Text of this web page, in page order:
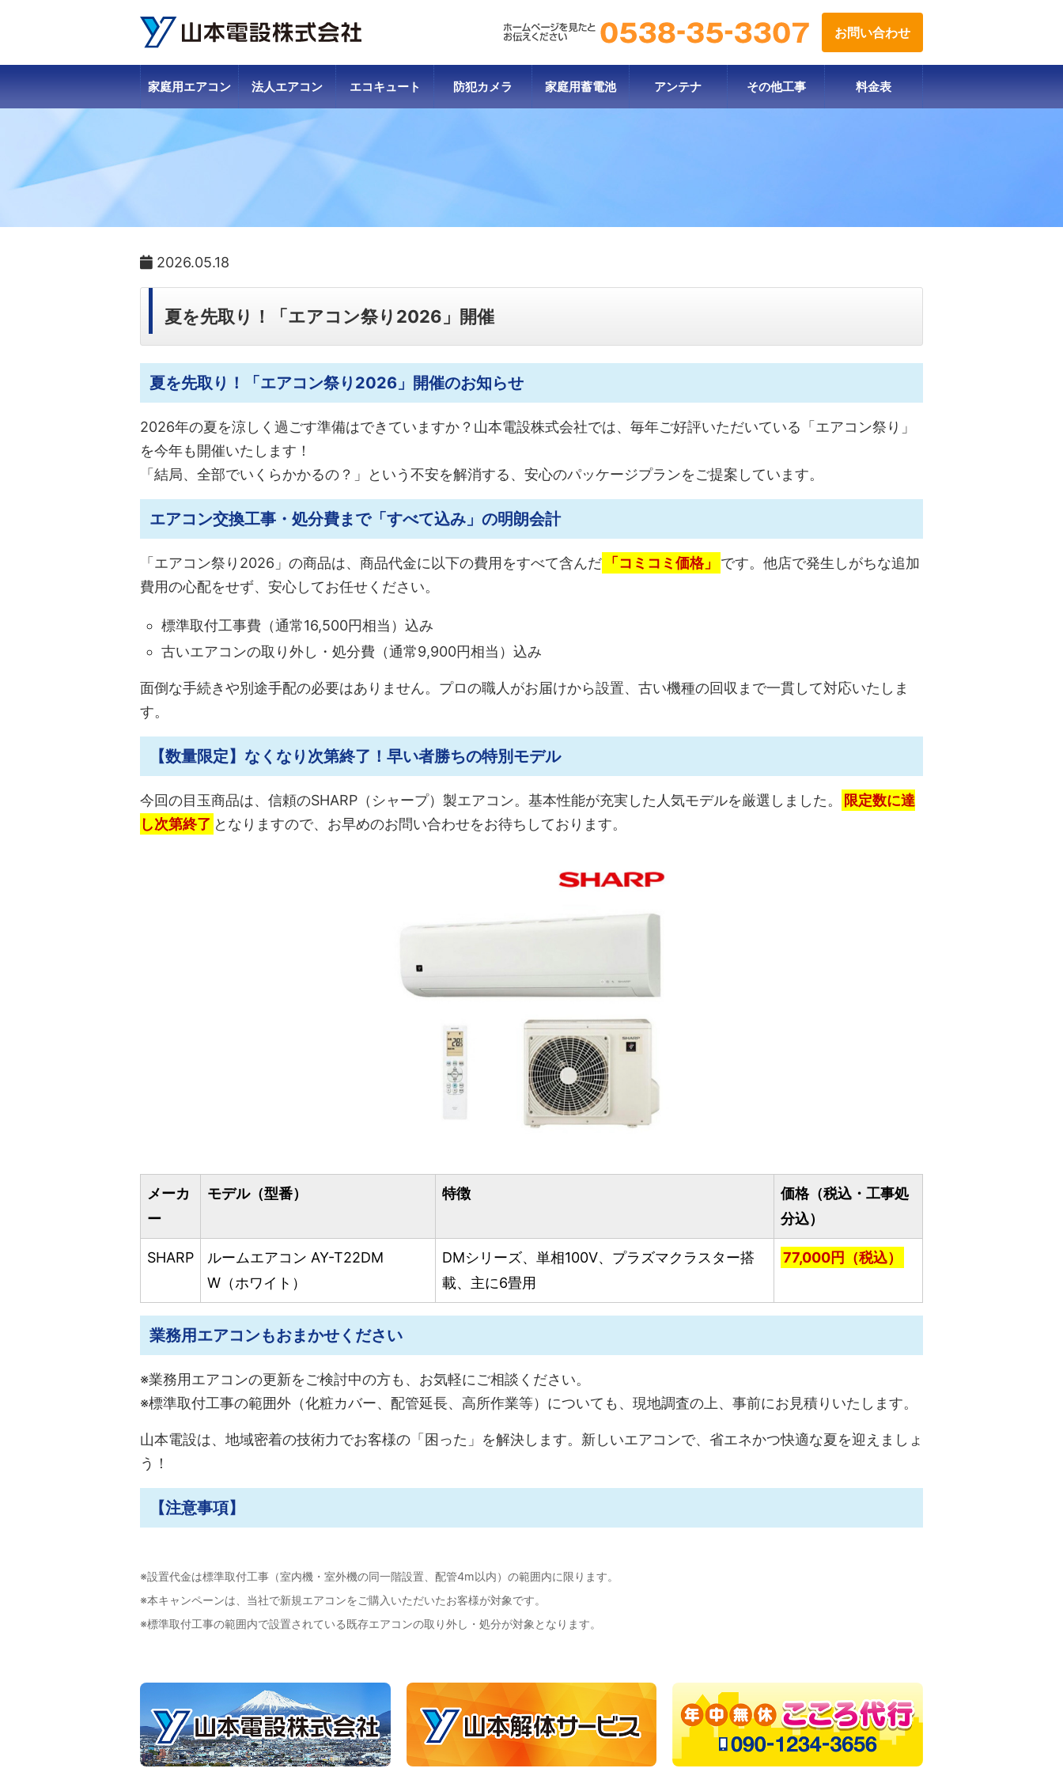
お問い合わせ
家庭用エアコン 法人エアコン エコキュート 防犯カメラ 家庭用蓄電池 アンテナ その他工事 料金表
2026.05.18
夏を先取り！「エアコン祭り2026」開催
夏を先取り！「エアコン祭り2026」開催のお知らせ
2026年の夏を涼しく過ごす準備はできていますか？山本電設株式会社では、毎年ご好評いただいている「エアコン祭り」
を今年も開催いたします！
「結局、全部でいくらかかるの？」という不安を解消する、安心のパッケージプランをご提案しています。
エアコン交換工事・処分費まで「すべて込み」の明朗会計
「エアコン祭り2026」の商品は、商品代金に以下の費用をすべて含んだ 「コミコミ価格」
です。他店で発生しがちな追加
費用の心配をせず、安心してお任せください。
標準取付工事費（通常16,500円相当）込み
古いエアコンの取り外し・処分費（通常9,900円相当）込み
面倒な手続きや別途手配の必要はありません。プロの職人がお届けから設置、古い機種の回収まで一貫して対応いたしま
す。
【数量限定】なくなり次第終了！早い者勝ちの特別モデル
今回の目玉商品は、信頼のSHARP（シャープ）製エアコン。基本性能が充実した人気モデルを厳選しました。
限定数に達
し次第終了 となりますので、お早めのお問い合わせをお待ちしております。
メーカ
ー
モデル（型番） 特徴
価格（税込・工事処
分込）
SHARP
ルームエアコン AY-T22DM
W（ホワイト）
DMシリーズ、単相100V、プラズマクラスター搭
載、主に6畳用
77,000円（税込）
業務用エアコンもおまかせください
※業務用エアコンの更新をご検討中の方も、お気軽にご相談ください。
※標準取付工事の範囲外（化粧カバー、配管延長、高所作業等）についても、現地調査の上、事前にお見積りいたします。
山本電設は、地域密着の技術力でお客様の「困った」を解決します。新しいエアコンで、省エネかつ快適な夏を迎えましょ
う！
【注意事項】
※設置代金は標準取付工事（室内機・室外機の同一階設置、配管4m以内）の範囲内に限ります。
※本キャンペーンは、当社で新規エアコンをご購入いただいたお客様が対象です。
※標準取付工事の範囲内で設置されている既存エアコンの取り外し・処分が対象となります。